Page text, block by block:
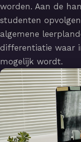
worden. Aan de
studenten
algemene
differentiatie waar
mogelijk wordt.